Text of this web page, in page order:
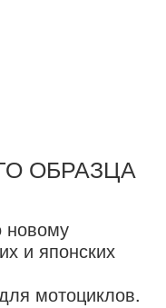
ОБРАЗЦА
новому
и японских
мотоциклов.